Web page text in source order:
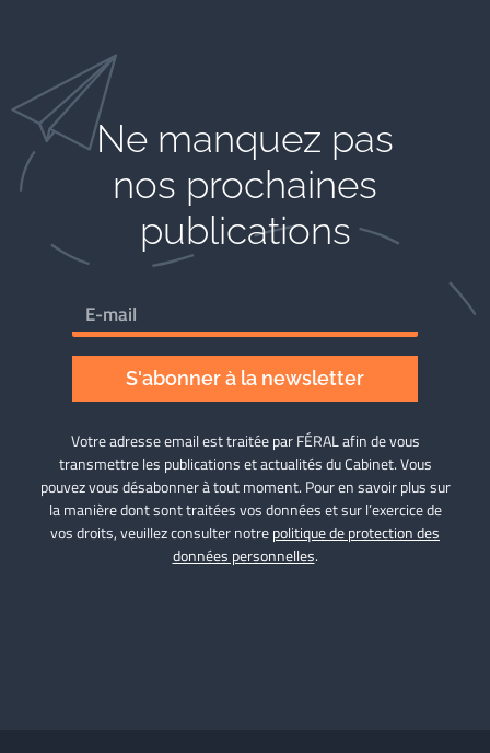
Ne manquez pas
nos prochaines
publications
S'abonner à la newsletter
Votre adresse email est traitée par FÉRAL afin de vous
transmettre les publications et actualités du Cabinet. Vous
pouvez vous désabonner à tout moment. Pour en savoir plus sur
la manière dont sont traitées vos données et sur l’exercice de
vos droits, veuillez consulter notrepolitique de protection des
données personnelles.